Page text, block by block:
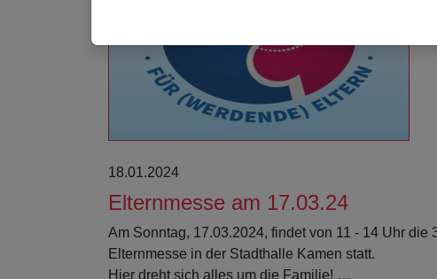
18.01.2024
Elternmesse am 17.03.24
Am Sonntag, 17.03.2024, findet von 11 - 14 Uhr die
Elternmesse in der Stadthalle Kamen statt.
Hier dreht sich alles um die Familie! …